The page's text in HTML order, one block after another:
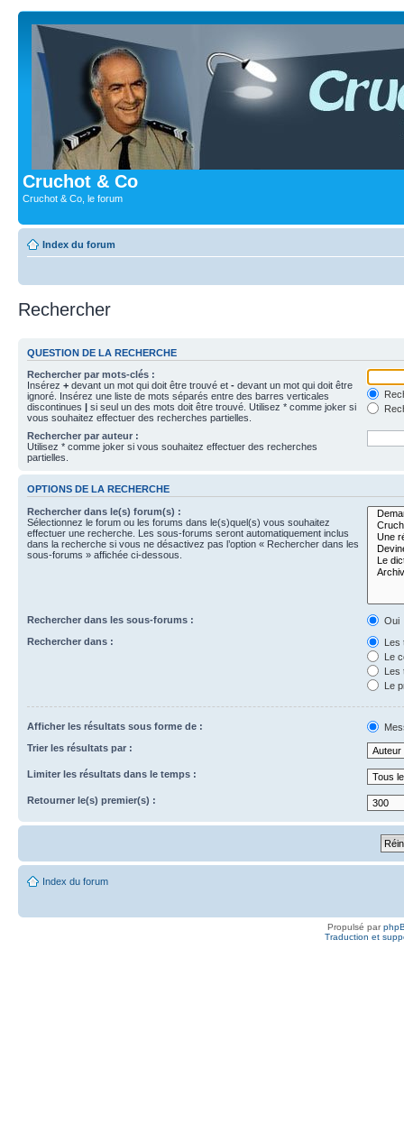
Cruchot & Co
Cruchot & Co, le forum
Index du forum
Rechercher
QUESTION DE LA RECHERCHE
Rechercher par mots-clés :
Insérez + devant un mot qui doit être trouvé et - devant un mot qui doit être
ignoré. Insérez une liste de mots séparés entre des barres verticales
discontinues | si seul un des mots doit être trouvé. Utilisez * comme joker si
vous souhaitez effectuer des recherches partielles.
Rechercher par auteur :
Utilisez * comme joker si vous souhaitez effectuer des recherches
partielles.
OPTIONS DE LA RECHERCHE
Rechercher dans le(s) forum(s) :
Sélectionnez le forum ou les forums dans le(s)quel(s) vous souhaitez
effectuer une recherche. Les sous-forums seront automatiquement inclus
dans la recherche si vous ne désactivez pas l’option « Rechercher dans les
sous-forums » affichée ci-dessous.
Rechercher dans les sous-forums :
Oui
Rechercher dans :
Les
Le
Les
Le
Afficher les résultats sous forme de :
Trier les résultats par :
Limiter les résultats dans le temps :
Retourner le(s) premier(s) :
Index du forum
Propulsé par
Traduction et